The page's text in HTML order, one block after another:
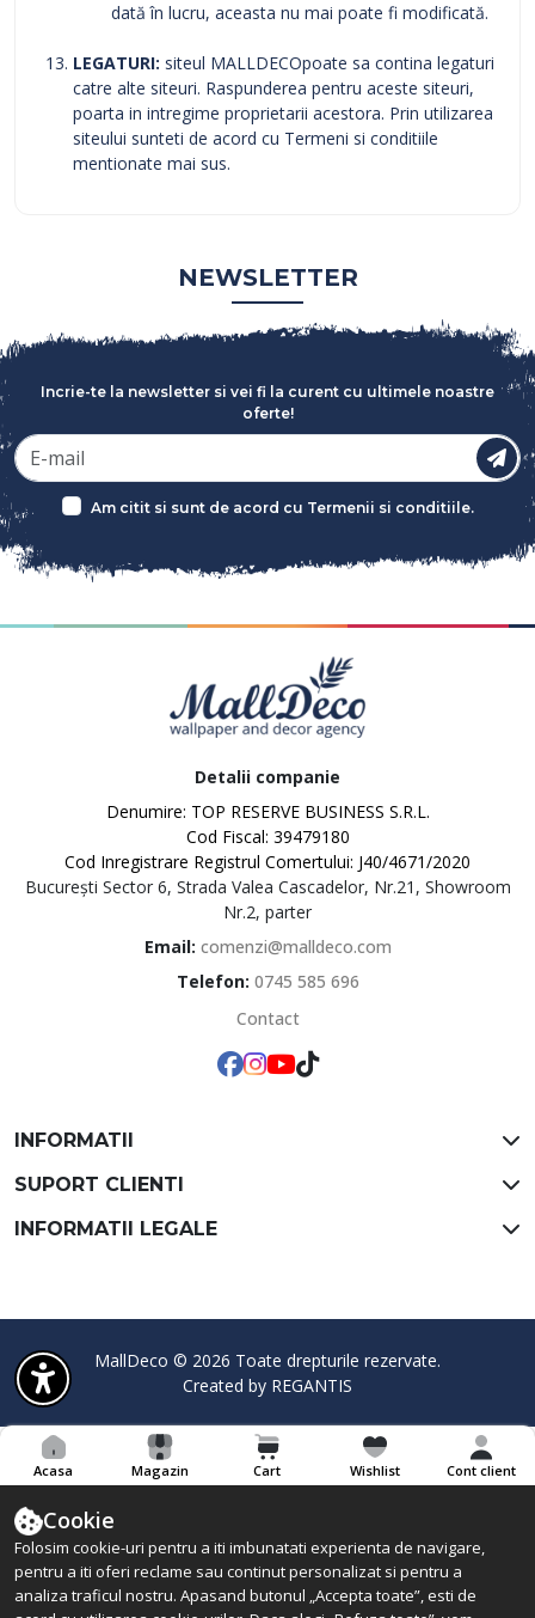
Cookie
Folosim cookie-uri pentru a iti imbunatati experienta de navigare,
pentru a iti oferi reclame sau continut personalizat si pentru a
analiza traficul nostru. Apasand butonul „Accepta toate”, esti de
Acasa Magazin Cart Wishlist Cont client
dată în lucru, aceasta nu mai poate fi modificată.
LEGATURI: siteul MALLDECOpoate sa contina legaturi
catre alte siteuri. Raspunderea pentru aceste siteuri,
poarta in intregime proprietarii acestora. Prin utilizarea
siteului sunteti de acord cu Termeni si conditiile
mentionate mai sus.
NEWSLETTER
Incrie-te la newsletter si vei fi la curent cu ultimele noastre
oferte!
Am citit si sunt de acord cu Termenii si conditiile.
MallDeco
Detalii companie
Denumire: TOP RESERVE BUSINESS S.R.L.
Cod Fiscal: 39479180
Cod Inregistrare Registrul Comertului: J40/4671/2020
București Sector 6, Strada Valea Cascadelor, Nr.21, Showroom
Nr.2, parter
Email: comenzi@malldeco.com
Telefon: 0745 585 696
Contact
INFORMATII
SUPORT CLIENTI
INFORMATII LEGALE
MallDeco © 2026 Toate drepturile rezervate.
Created by REGANTIS